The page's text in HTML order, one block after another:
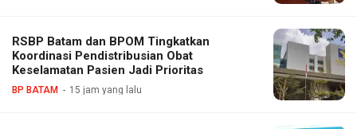
RSBP Batam dan BPOM Tingkatkan
Koordinasi Pendistribusian Obat
Keselamatan Pasien Jadi Prioritas
BP BATAM 15 jam yang lalu